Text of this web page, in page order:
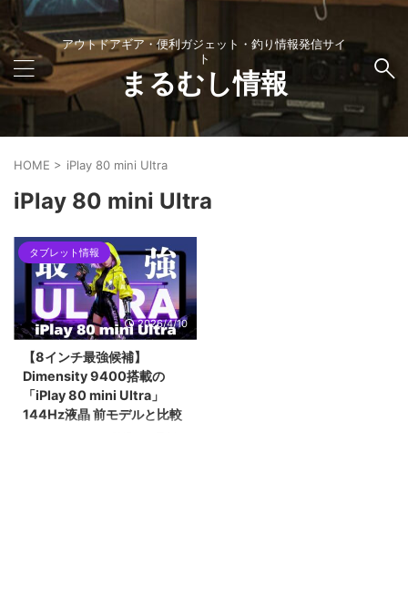
アウトドアギア・便利ガジェット・釣り情報発信サイ
ト
まるむし情報
HOME > iPlay 80 mini Ultra
iPlay 80 mini Ultra
タブレット情報
2026/4/10
【8インチ最強候補】
Dimensity 9400搭載の
「iPlay 80 mini Ultra」
144Hz液晶 前モデルと比較